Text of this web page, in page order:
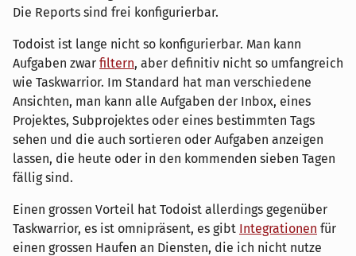
Die Reports sind frei konfigurierbar.
Todoist ist lange nicht so konfigurierbar. Man kann
Aufgaben zwar filtern, aber definitiv nicht so umfangreich
wie Taskwarrior. Im Standard hat man verschiedene
Ansichten, man kann alle Aufgaben der Inbox, eines
Projektes, Subprojektes oder eines bestimmten Tags
sehen und die auch sortieren oder Aufgaben anzeigen
lassen, die heute oder in den kommenden sieben Tagen
fällig sind.
Einen grossen Vorteil hat Todoist allerdings gegenüber
Taskwarrior, es ist omnipräsent, es gibt Integrationen für
einen grossen Haufen an Diensten, die ich nicht nutze